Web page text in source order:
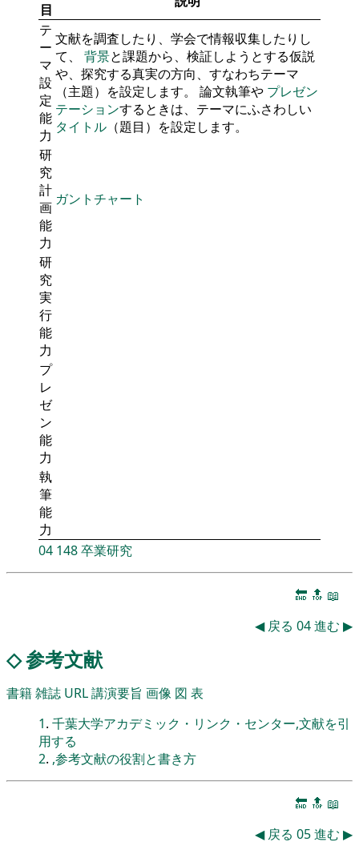
目
テ
ー
マ
設
定
能
力
文献を調査したり、学会で情報収集したりし
て、 背景と課題から、検証しようとする仮説
や、探究する真実の方向、すなわちテーマ
（主題）を設定します。 論文執筆や プレゼン
テーションするときは、テーマにふさわしい
タイトル （題目）を設定します。
研
究
計
画
能
力
ガントチャート
研
究
実
行
能
力
プ
レ
ゼ
ン
能
力
執
筆
能
力
04 148卒業研究
🔚 🔝 📖
◀ 戻る 04進む ▶
◇参考文献
書籍雑誌 URL講演要旨 画像 図 表
1. 千葉大学アカデミック・リンク・センター,文献を引
用する
2. ,参考文献の役割と書き方
🔚 🔝 📖
◀ 戻る 05進む ▶